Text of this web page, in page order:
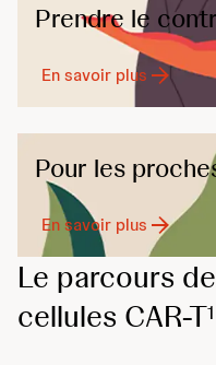
Prendre le
En savoir plus
Pour les
En savoir plus
Le parcours
cellules CAR-T1